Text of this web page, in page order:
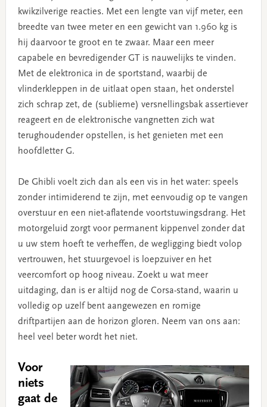
kwikzilverige reacties. Met een lengte van vijf meter, een
breedte van twee meter en een gewicht van 1.960 kg is
hij daarvoor te groot en te zwaar. Maar een meer
capabele en bevredigender GT is nauwelijks te vinden.
Met de elektronica in de sportstand, waarbij de
vlinderkleppen in de uitlaat open staan, het onderstel
zich schrap zet, de (sublieme) versnellingsbak assertiever
reageert en de elektronische vangnetten zich wat
terughoudender opstellen, is het genieten met een
hoofdletter G.
De Ghibli voelt zich dan als een vis in het water: speels
zonder intimiderend te zijn, met eenvoudig op te vangen
overstuur en een niet-aflatende voortstuwingsdrang. Het
motorgeluid zorgt voor permanent kippenvel zonder dat
u uw stem hoeft te verheffen, de wegligging biedt volop
vertrouwen, het stuurgevoel is loepzuiver en het
veercomfort op hoog niveau. Zoekt u wat meer
uitdaging, dan is er altijd nog de Corsa-stand, waarin u
volledig op uzelf bent aangewezen en romige
driftpartijen aan de horizon gloren. Neem van ons aan:
heel veel beter wordt het niet.
Voor
niets
gaat de